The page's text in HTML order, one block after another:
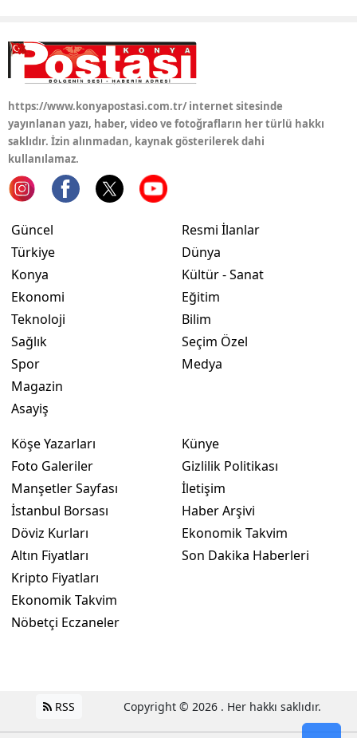
Kilis
https://www.konyapostasi.com.tr/ internet sitesinde
yayınlanan yazı, haber, video ve fotoğrafların her türlü hakkı
saklıdır. İzin alınmadan, kaynak gösterilerek dahi
kullanılamaz.
Güncel
Türkiye
Konya
Ekonomi
Teknoloji
Sağlık
Spor
Magazin
Asayiş
Resmi İlanlar
Dünya
Kültür - Sanat
Eğitim
Bilim
Seçim Özel
Medya
Köşe Yazarları
Foto Galeriler
Manşetler Sayfası
İstanbul Borsası
Döviz Kurları
Altın Fiyatları
Kripto Fiyatları
Ekonomik Takvim
Nöbetçi Eczaneler
Künye
Gizlilik Politikası
İletişim
Haber Arşivi
Ekonomik Takvim
Son Dakika Haberleri
RSS Copyright © 2026 . Her hakkı saklıdır.